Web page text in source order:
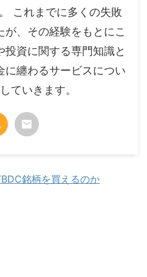
これまでに多くの失敗
が、その経験をもとにこ
資に関する専門知識と
に纏わるサービスについ
ていきます。
銘柄を買えるのか